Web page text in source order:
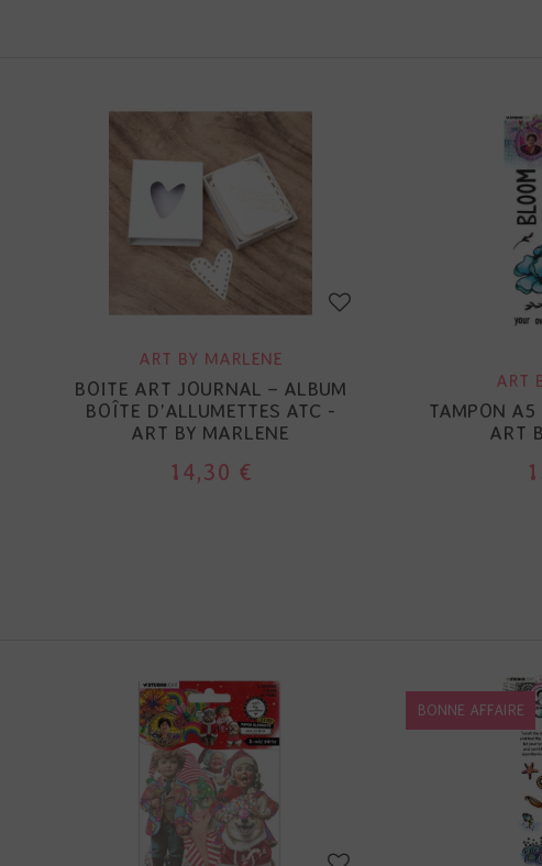
ART BY MARLENE
BOITE ART JOURNAL – ALBUM
BOÎTE D'ALLUMETTES ATC -
ART BY MARLENE
14,30 €
ART
TAMPON
ART
BONNE AFFAIRE